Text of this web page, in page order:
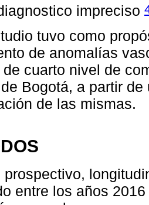
impreciso
tuvo como
de anomalías
de cuarto nivel de
Bogotá, a partir
de las mismas.
prospectivo,
entre los años